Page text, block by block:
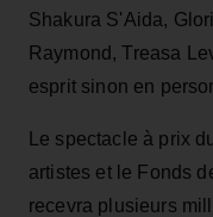
Shakura S'Aida,
Raymond, Treasa
esprit sinon en
Le spectacle à prix
artistes et le Fonds
recevra plusieurs